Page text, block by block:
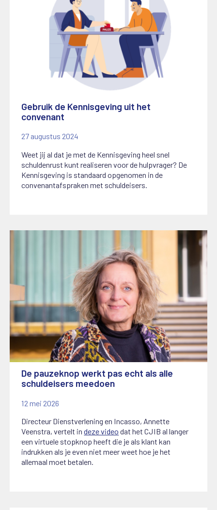
Gebruik de Kennisgeving uit het
convenant
27 augustus 2024
Weet jij al dat je met de Kennisgeving heel snel
schuldenrust kunt realiseren voor de hulpvrager? De
Kennisgeving is standaard opgenomen in de
convenantafspraken met schuldeisers.
De pauzeknop werkt pas echt als alle
schuldeisers meedoen
12 mei 2026
Directeur Dienstverlening en Incasso, Annette
Veenstra, vertelt indeze video dat het CJIB al langer
een virtuele stopknop heeft die je als klant kan
indrukken als je even niet meer weet hoe je het
allemaal moet betalen.